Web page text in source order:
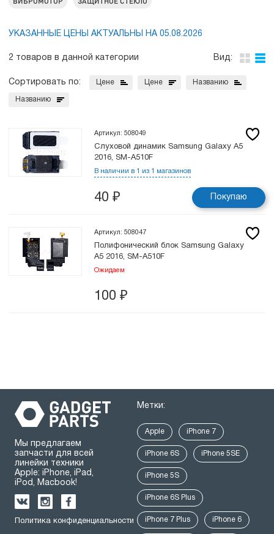
УКАЗАННЫЕ ЦЕНЫ АКТУАЛЬНЫ НА 05.08.2026
2 товаров в данной категории Вид:
Сортировать по: Цене Цене Названию
Названию
Артикул: 508049
Слуховой динамик Samsung Galaxy A5
2016, SM-A510F
В наличии в 1 из 1 магазинов
40 ₽ Покупаю
Артикул: 508047
Полифонический блок Samsung Galaxy
A5 2016, SM-A510F
Ожидаем
100 ₽
Мы предлагаем
запчасти для всей
линейки техники
Apple: iPhone, iPad,
iPod, Macbook!
Политика конфиденциальности
Метки:
Apple iPhone 7
iPhone 6S iPhone 5SE
iPhone 5S
iPhone 6S Plus
iPhone 7 Plus iPhone 6